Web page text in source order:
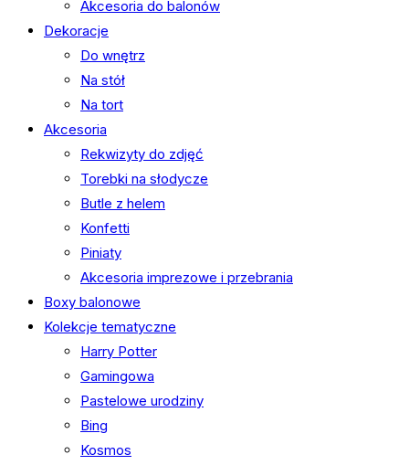
Akcesoria do balonów
Dekoracje
Do wnętrz
Na stół
Na tort
Akcesoria
Rekwizyty do zdjęć
Torebki na słodycze
Butle z helem
Konfetti
Piniaty
Akcesoria imprezowe i przebrania
Boxy balonowe
Kolekcje tematyczne
Harry Potter
Gamingowa
Pastelowe urodziny
Bing
Kosmos